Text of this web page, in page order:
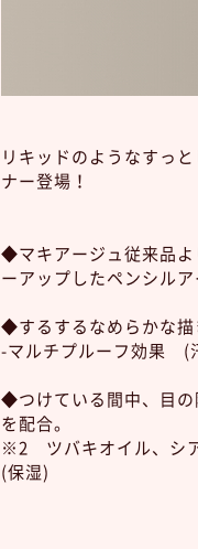
リキッドのようなすっ
ナー登場！
◆マキアージュ従来品よ
ーアップしたペンシル
◆するするなめらかな描
-マルチプルーフ効果 (
◆つけている間中、目
を配合。
※2 ツバキオイル、シ
(保湿)